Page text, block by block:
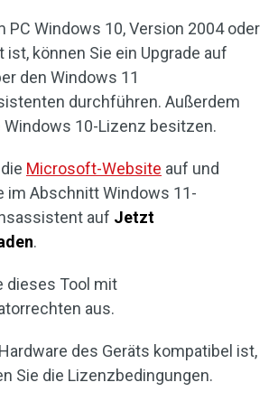
PC Windows 10, Version 2004 oder
ist, können Sie ein Upgrade auf
den Windows 11
durchführen. Außerdem
Windows 10-Lizenz besitzen.
Microsoft-Website auf und
im Abschnitt Windows 11-
auf Jetzt
.
dieses Tool mit
aus.
des Geräts kompatibel ist,
Sie die Lizenzbedingungen.